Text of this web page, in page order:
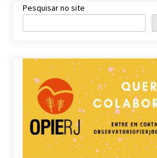
Pesquisar no site